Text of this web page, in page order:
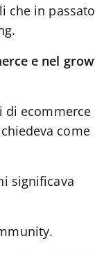
che in passato
e nel
ecommerce
come
significava